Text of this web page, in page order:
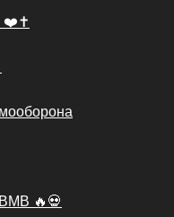
❤️✝️
🔥💀